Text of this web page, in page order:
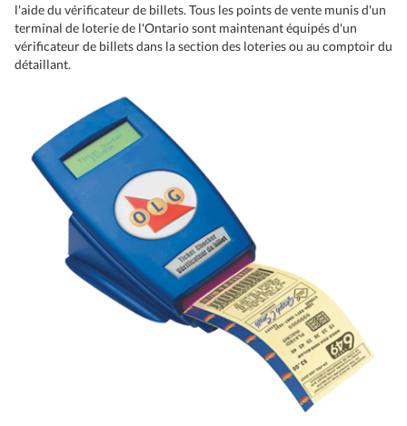
l'aide du vérificateur de billets. Tous les points de vente munis d'un
terminal de loterie de l'Ontario sont maintenant équipés d'un
vérificateur de billets dans la section des loteries ou au comptoir du
détaillant.